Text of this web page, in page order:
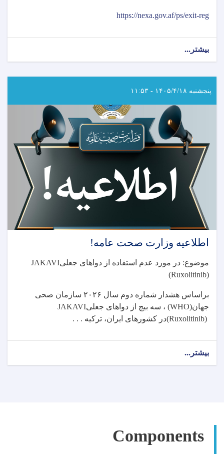
https://nexa.gov.af/ps/exit-reg
بیشتر...
امتحان
جواز
(ایگزیت)
رياست
عمومی
شورای
طبی
وزارت
صحت
عامه!
پنجشنبه ۱۴۰۵/۴/۱۸ - ۱۱:۵۳
اطلاعیه وزارت صحت عامه!
موضوع: در مورد عدم استفاده از دواهای جعلیJAKAVI
(Ruxolitinib)
براساس هشدار شماره دوم سال ۲۰۲۶ سازمان صحی
جهان(WHO) ، سه بیچ از دواهای جعلیJAKAVI
(Ruxolitinib)در کشورهای ایران، ترکیه . . .
بیشتر...
Components